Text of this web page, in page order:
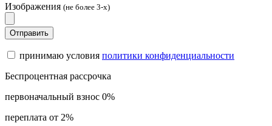
Изображения (не более 3-х)
Отправить
принимаю условия политики конфиденциальности
Беспроцентная рассрочка
первоначальный взнос 0%
переплата от 2%